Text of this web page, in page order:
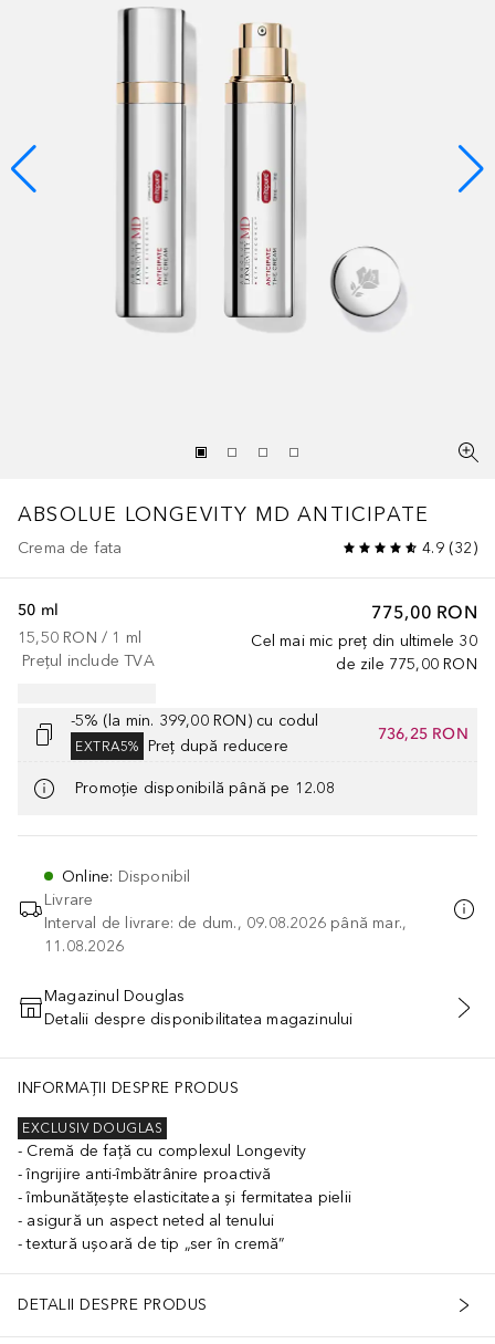
ABSOLUE LONGEVITY MD ANTICIPATE
Crema de fata 4.9(32)
775,00 RON
Cel mai mic preț din ultimele 30
de zile 775,00 RON
50 ml
15,50 RON / 1 ml
Prețul include TVA
-5% (la min. 399,00 RON) cu codul
EXTRA5% Preț după reducere
736,25 RON
Promoție disponibilă până pe 12.08
Online: Disponibil
Livrare
Interval de livrare: de dum., 09.08.2026 până mar.,
11.08.2026
ADĂUGAȚI ÎN COŞ
Magazinul Douglas
Detalii despre disponibilitatea magazinului
INFORMAȚII DESPRE PRODUS
EXCLUSIV DOUGLAS
Cremă de față cu complexul Longevity
îngrijire anti-îmbătrânire proactivă
îmbunătățește elasticitatea și fermitatea pielii
asigură un aspect neted al tenului
textură ușoară de tip „ser în cremă”
DETALII DESPRE PRODUS